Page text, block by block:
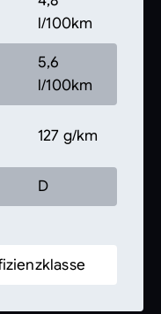
l/100km
5,6
l/100km
127 g/km
D